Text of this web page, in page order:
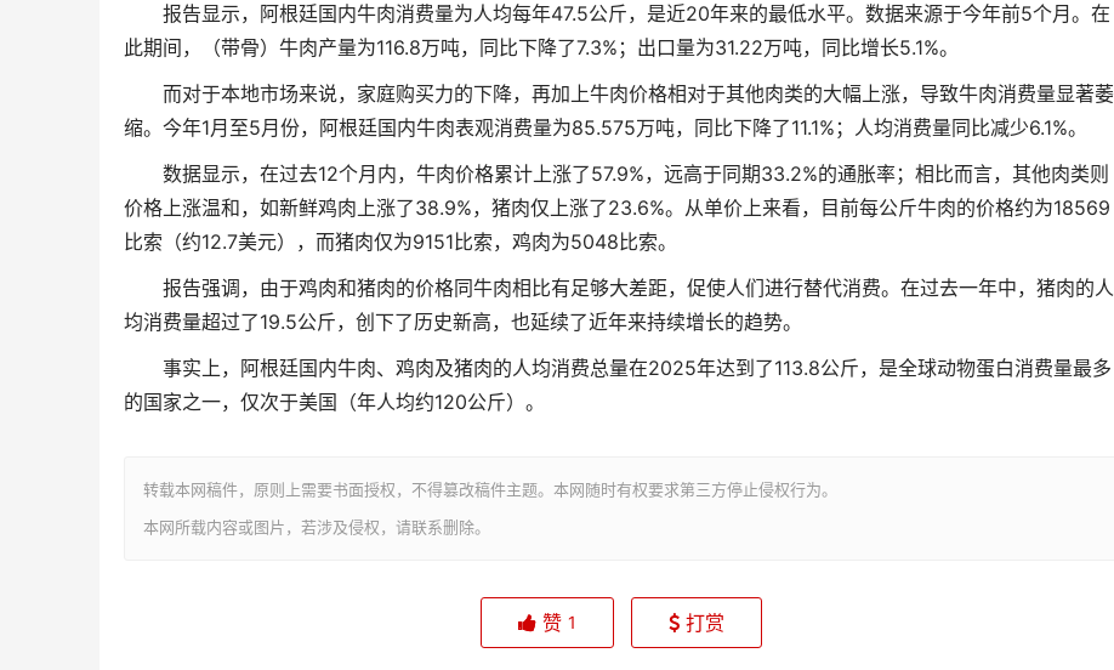
报告显示，阿根廷国内牛肉消费量为人均每年47.5公斤，是近20年来的最低水平。数据来源于今年前5个月。在
此期间，（带骨）牛肉产量为116.8万吨，同比下降了7.3%；出口量为31.22万吨，同比增长5.1%。
而对于本地市场来说，家庭购买力的下降，再加上牛肉价格相对于其他肉类的大幅上涨，导致牛肉消费量显著萎
缩。今年1月至5月份，阿根廷国内牛肉表观消费量为85.575万吨，同比下降了11.1%；人均消费量同比减少6.1%。
数据显示，在过去12个月内，牛肉价格累计上涨了57.9%，远高于同期33.2%的通胀率；相比而言，其他肉类则
价格上涨温和，如新鲜鸡肉上涨了38.9%，猪肉仅上涨了23.6%。从单价上来看，目前每公斤牛肉的价格约为18569
比索（约12.7美元），而猪肉仅为9151比索，鸡肉为5048比索。
报告强调，由于鸡肉和猪肉的价格同牛肉相比有足够大差距，促使人们进行替代消费。在过去一年中，猪肉的人
均消费量超过了19.5公斤，创下了历史新高，也延续了近年来持续增长的趋势。
事实上，阿根廷国内牛肉、鸡肉及猪肉的人均消费总量在2025年达到了113.8公斤，是全球动物蛋白消费量最多
的国家之一，仅次于美国（年人均约120公斤）。
转载本网稿件，原则上需要书面授权，不得篡改稿件主题。本网随时有权要求第三方停止侵权行为。
本网所载内容或图片，若涉及侵权，请联系删除。
赞 1 打赏